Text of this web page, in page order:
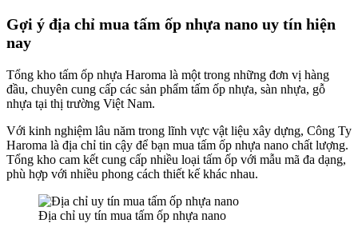
Gợi ý địa chỉ mua tấm ốp nhựa nano uy tín hiện
nay
Tổng kho tấm ốp nhựa Haroma là một trong những đơn vị hàng
đầu, chuyên cung cấp các sản phẩm tấm ốp nhựa, sàn nhựa, gỗ
nhựa tại thị trường Việt Nam.
Với kinh nghiệm lâu năm trong lĩnh vực vật liệu xây dựng, Công Ty
Haroma là địa chỉ tin cậy để bạn mua tấm ốp nhựa nano chất lượng.
Tổng kho cam kết cung cấp nhiều loại tấm ốp với mẫu mã đa dạng,
phù hợp với nhiều phong cách thiết kế khác nhau.
Địa chỉ uy tín mua tấm ốp nhựa nano